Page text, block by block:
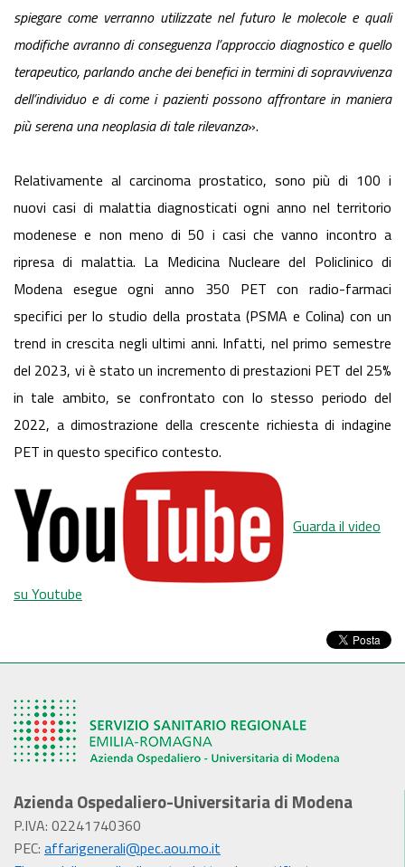
spiegare come verranno utilizzate nel futuro le molecole e quali
modifiche avranno di conseguenza l’approccio diagnostico e quello
terapeutico, parlando anche dei benefici in termini di sopravvivenza
dell’individuo e di come i pazienti possono affrontare in maniera
più serena una neoplasia di tale rilevanza».
Relativamente al carcinoma prostatico, sono più di 100 i
nuovi casi di malattia diagnosticati ogni anno nel territorio
modenese e non meno di 50 i casi che vanno incontro a
ripresa di malattia. La Medicina Nucleare del Policlinico di
Modena esegue ogni anno 350 PET con radio-farmaci
specifici per lo studio della prostata (PSMA e Colina) con un
trend in crescita negli ultimi anni. Infatti, nel primo semestre
del 2023, vi è stato un incremento di prestazioni PET del 25%
in tale ambito, se confrontato con lo stesso periodo del
2022, a dimostrazione della crescente richiesta di indagine
PET in questo specifico contesto.
Guarda il video
su Youtube
Azienda Ospedaliero-Universitaria di Modena
P.IVA: 02241740360
PEC: affarigenerali@pec.aou.mo.it